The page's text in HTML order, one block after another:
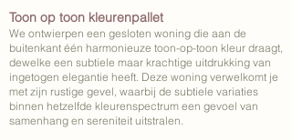
Toon op toon kleurenpallet
We ontwierpen een gesloten woning die aan de
buitenkant één harmonieuze toon-op-toon kleur draagt,
dewelke een subtiele maar krachtige uitdrukking van
ingetogen elegantie heeft. Deze woning verwelkomt je
met zijn rustige gevel, waarbij de subtiele variaties
binnen hetzelfde kleurenspectrum een gevoel van
samenhang en sereniteit uitstralen.